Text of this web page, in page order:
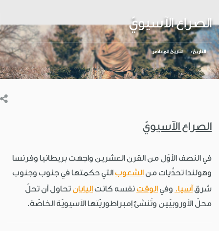
الصراع الآسيويّ
التاريخ التاريخ المعاصر
الصراع الآسيويّ
في النصف الأوّل من القرن العشرين واجهت بريطانيا وفرنسا
وهولندا تحدِّيات من الشعوبالتي حكمتها في جنوب وجنوب
شرقآسيا. وفي الوقتنفسه كانت اليابانتحاول أن تحلّ
محلّ الأوروبيّين وتُنشئ إمبراطوريّتها الآسيويّة الخاصّة.